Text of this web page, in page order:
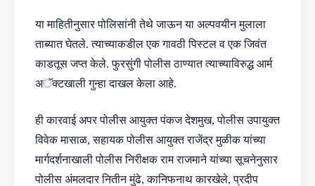
या माहितीनुसार पोलिसांनी तेथे जाऊन या अल्पवयीन मुलाला
ताब्यात घेतले. त्याच्याकडील एक गावठी पिस्टल व एक जिवंत
काडतूस जप्त केले. फुरसुंगी पोलीस ठाण्यात त्याच्याविरुद्ध आर्म
अॅक्टखाली गुन्हा दाखल केला आहे.
ही कारवाई अपर पोलीस आयुक्त पंकज देशमुख, पोलीस उपायुक्त
विवेक मासाळ, सहायक पोलीस आयुक्त राजेंद्र मुळीक यांच्या
मार्गदर्शनाखाली पोलीस निरीक्षक राम राजमाने यांच्या सूचनेनुसार
पोलीस अंमलदार नितीन मुंढे, कानिफनाथ कारखेले, प्रदीप